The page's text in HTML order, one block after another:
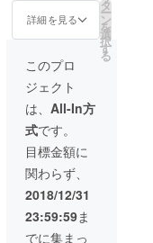
す。交
通費・
飲食代
はご自
身で負
担をお
願い致
しま
す。 ※
日程は
要相談
しま
しょ
う。
客支援
は堤も
行いま
す。 ※
本50冊
は会場
で販売
しても
プレゼ
ントし
てもど
ちらで
もOKで
す。 ※
会場、
撮影を
現に使
わせて
頂きま
す。本
が出版
された
暁に
は、直
接お礼
に出向
きま
す。出
版本が
不要で
なけれ
ば、100
詳細を見る
タ
ー
ン
を
選
択
す
る
このプロ
ジェクト
は、 All-In方
式です。
目標金額に
関わらず、
2018/12/31
23:59:59ま
でに集まっ